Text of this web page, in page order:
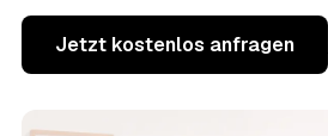
Jetzt kostenlos anfragen